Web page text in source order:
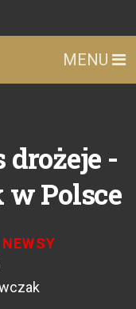
MENU
-
Polsce
NEWSY